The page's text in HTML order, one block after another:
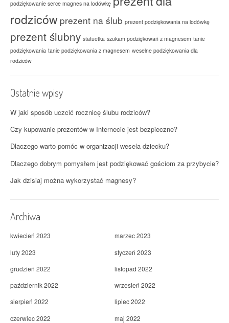
podziękowanie serce magnes na lodówkę
rodziców prezent na ślub prezent podziękowania na lodówkę
prezent ślubny statuetka szukam podziękowań z magnesem tanie
podziękowania tanie podziękowania z magnesem weselne podziękowania dla
rodziców
Ostatnie wpisy
W jaki sposób uczcić rocznicę ślubu rodziców?
Czy kupowanie prezentów w Internecie jest bezpieczne?
Dlaczego warto pomóc w organizacji wesela dziecku?
Dlaczego dobrym pomysłem jest podziękować gościom za przybycie?
Jak dzisiaj można wykorzystać magnesy?
Archiwa
kwiecień 2023
marzec 2023
luty 2023
styczeń 2023
grudzień 2022
listopad 2022
październik 2022
wrzesień 2022
sierpień 2022
lipiec 2022
czerwiec 2022
maj 2022